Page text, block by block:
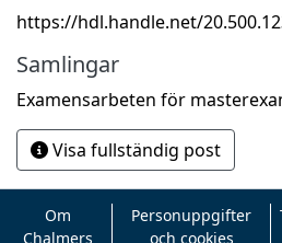
https://hdl.handle.net/
Samlingar
Examensarbeten för
Visa fullständig post
Om
Chalmers
Personuppgifter
och cookies